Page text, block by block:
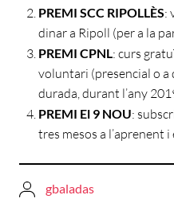
PREMI SCC RIPOLLÈS:
dinar a Ripoll (per a la
PREMI CPNL: curs
voluntari (presencial o a
durada, durant l’any
PREMI El 9 NOU:
tres mesos a l’aprenent
gbaladas